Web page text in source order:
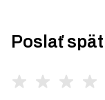
Poslať